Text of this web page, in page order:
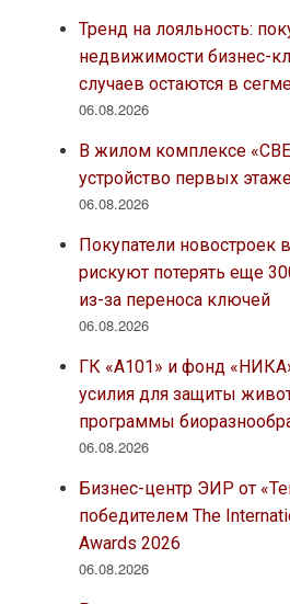
Тренд на лояльность:
недвижимости бизнес-
случаев остаются в
06.08.2026
В жилом комплексе
устройство первых
06.08.2026
Покупатели новостроек
рискуют потерять еще
из-за переноса ключей
06.08.2026
ГК «А101» и фонд
усилия для защиты
программы
06.08.2026
Бизнес-центр ЭИР от
победителем The
Awards 2026
06.08.2026